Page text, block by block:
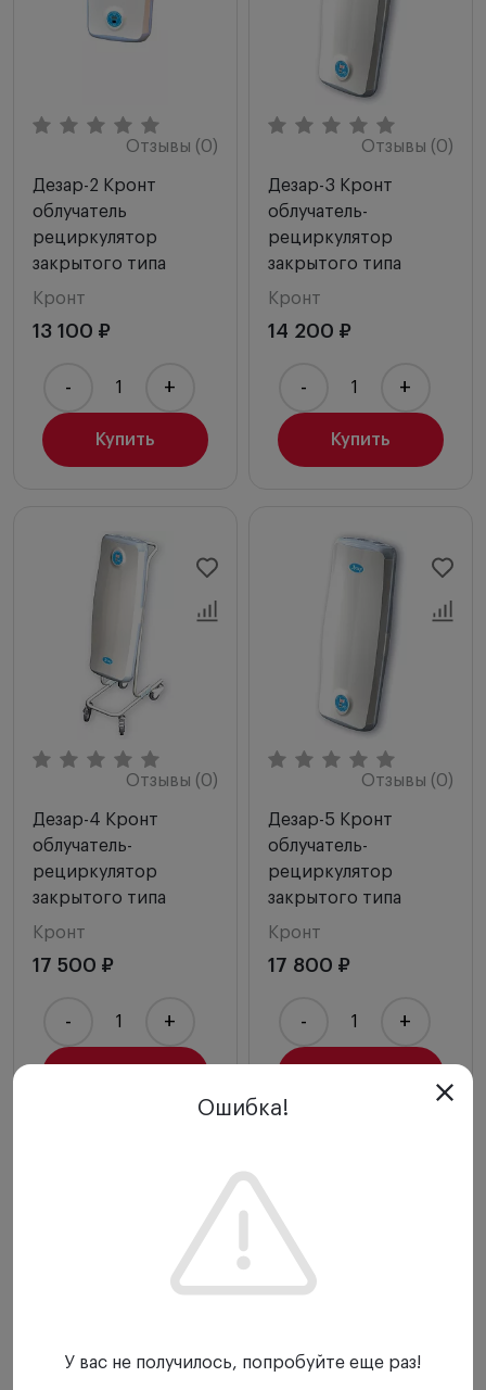
Отзывы (0)
Дезар-2 Кронт
облучатель
рециркулятор
закрытого типа
Кронт
13 100 ₽
Купить
- +
Отзывы (0)
Дезар-3 Кронт
облучатель-
рециркулятор
закрытого типа
Кронт
14 200 ₽
Купить
- +
Отзывы (0)
Дезар-4 Кронт
облучатель-
рециркулятор
закрытого типа
Кронт
17 500 ₽
- +
Отзывы (0)
Дезар-5 Кронт
облучатель-
рециркулятор
закрытого типа
Кронт
17 800 ₽
- +
Ошибка!
У вас не получилось, попробуйте еще раз!